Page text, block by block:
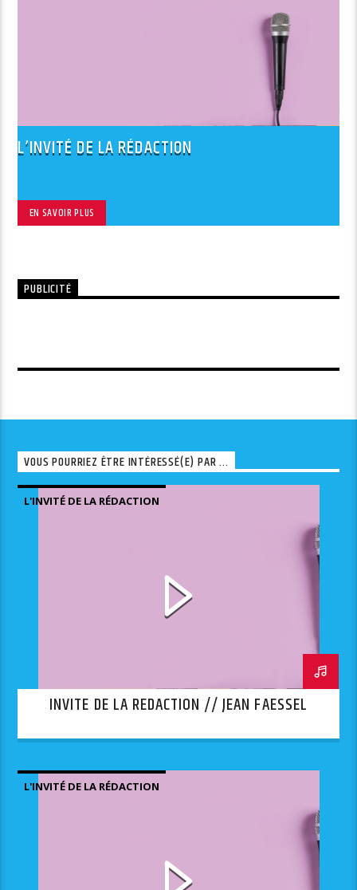
L’INVITÉ DE LA RÉDACTION
EN SAVOIR PLUS
PUBLICITÉ
VOUS POURRIEZ ÊTRE INTÉRESSÉ(E) PAR ...
L'INVITÉ DE LA RÉDACTION
INVITE DE LA REDACTION // JEAN FAESSEL
L'INVITÉ DE LA RÉDACTION